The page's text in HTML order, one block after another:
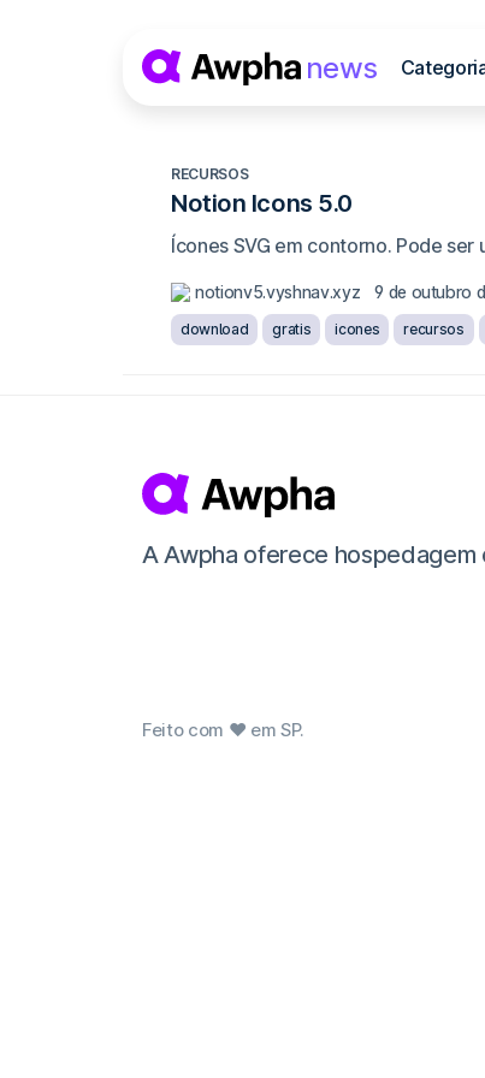
RECURSOS
Notion Icons 5.0
Ícones SVG em contorno. Pode
notionv5.vyshnav.xyz 9 de outubro
download gratis icones recursos
Navegaçãonews
A Awpha oferece hospedagem
Feito com ❤ em SP.